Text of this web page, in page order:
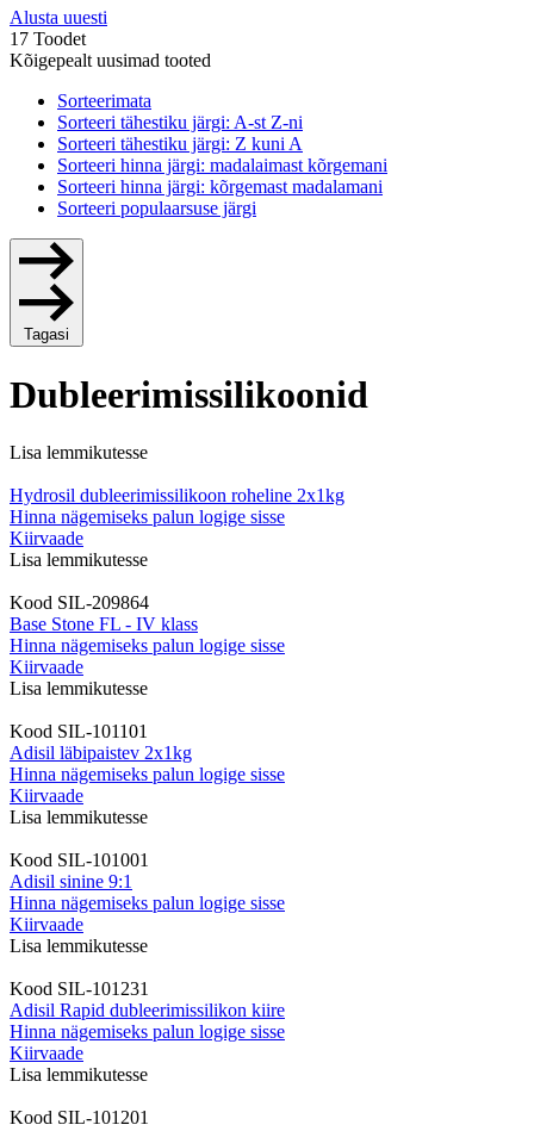
Alusta uuesti
17 Toodet
Kõigepealt uusimad tooted
Sorteerimata
Sorteeri tähestiku järgi: A-st Z-ni
Sorteeri tähestiku järgi: Z kuni A
Sorteeri hinna järgi: madalaimast kõrgemani
Sorteeri hinna järgi: kõrgemast madalamani
Sorteeri populaarsuse järgi
Tagasi
Dubleerimissilikoonid
Lisa lemmikutesse
Hydrosil dubleerimissilikoon roheline 2x1kg
Hinna nägemiseks palun logige sisse
Kiirvaade
Lisa lemmikutesse
Kood SIL-209864
Base Stone FL - IV klass
Hinna nägemiseks palun logige sisse
Kiirvaade
Lisa lemmikutesse
Kood SIL-101101
Adisil läbipaistev 2x1kg
Hinna nägemiseks palun logige sisse
Kiirvaade
Lisa lemmikutesse
Kood SIL-101001
Adisil sinine 9:1
Hinna nägemiseks palun logige sisse
Kiirvaade
Lisa lemmikutesse
Kood SIL-101231
Adisil Rapid dubleerimissilikon kiire
Hinna nägemiseks palun logige sisse
Kiirvaade
Lisa lemmikutesse
Kood SIL-101201